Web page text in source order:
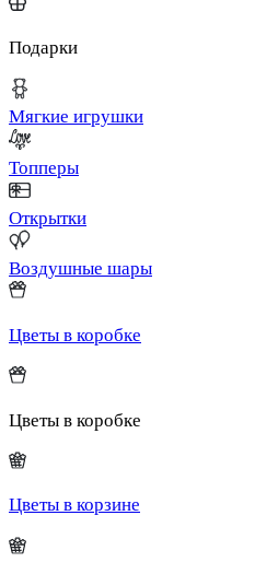
Подарки
Мягкие игрушки
Топперы
Открытки
Воздушные шары
Цветы в коробке
Цветы в коробке
Цветы в корзине